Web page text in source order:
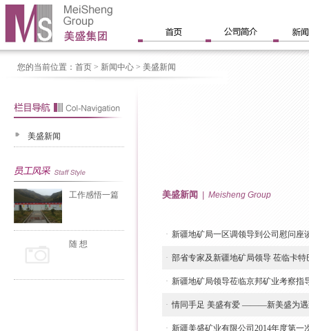
您的当前位置： 首页 > 新闻中心 > 美盛新闻
美盛新闻
工作感悟一篇
随 想
美盛新闻 | Meisheng Group
· 新疆地矿局一区调领导到公司慰问座
· 部省专家及新疆地矿局领导 莅临卡特
· 新疆地矿局领导莅临京邦矿业考察指
· 情同手足 美盛有爱 ———新美盛为遇
· 新疆美盛矿业有限公司2014年度第一